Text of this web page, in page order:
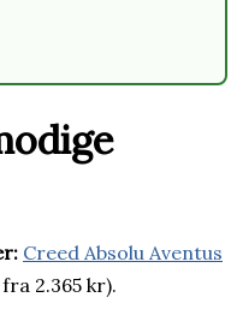
Creed Absolu Aventus
2.365 kr).